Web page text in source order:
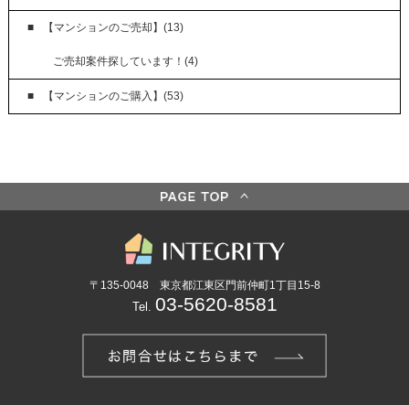
【マンションのご売却】(13)
ご売却案件探しています！(4)
【マンションのご購入】(53)
〒135-0048 東京都江東区門前仲町1丁目15-8
Tel. 03-5620-8581